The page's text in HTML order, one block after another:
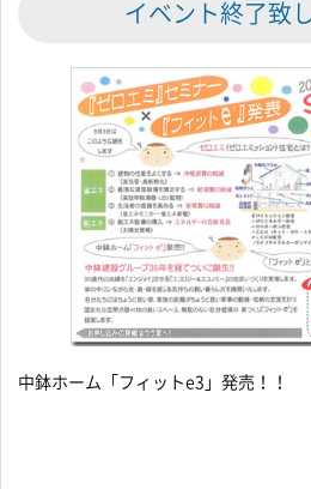
イベント終了致
中鉢ホーム「フィットe3」発売！！